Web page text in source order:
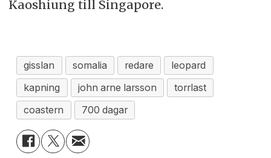
Kaoshiung till Singapore.
gisslan somalia redare
leopard
kapning
john arne larsson
torrlast
coastern
700 dagar